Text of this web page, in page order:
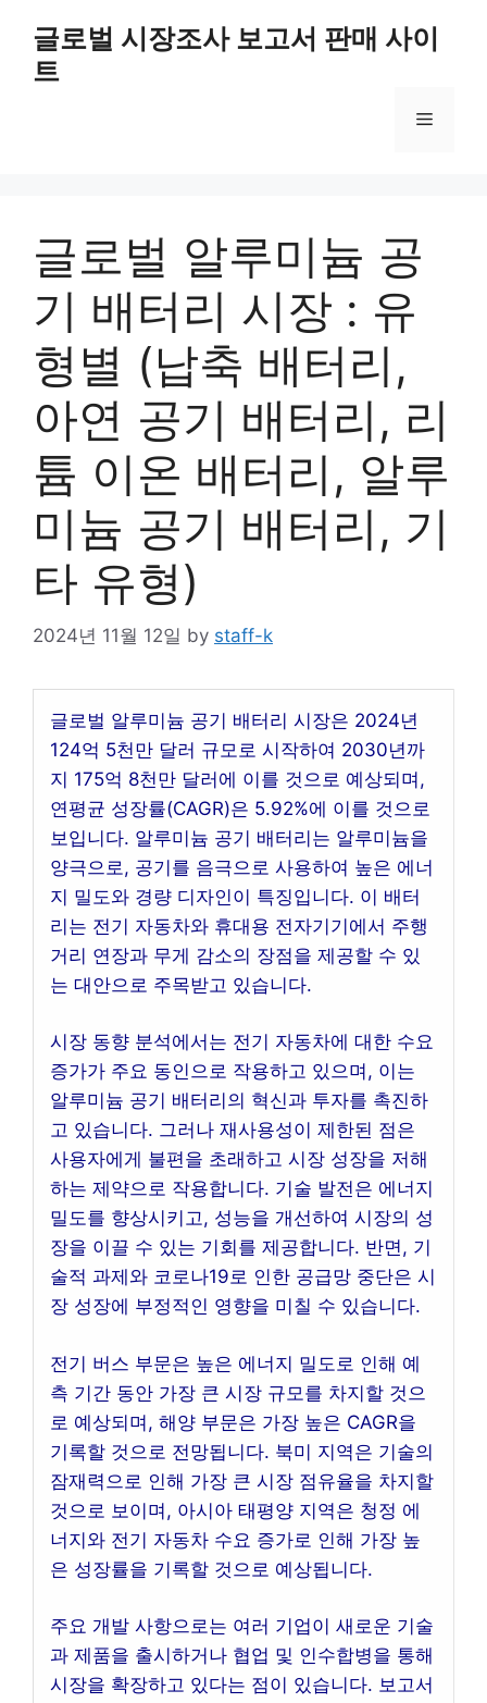
content
글로벌 시장조사 보고서 판매 사이
트
Menu
글로벌 알루미늄 공
기 배터리 시장 : 유
형별 (납축 배터리,
아연 공기 배터리, 리
튬 이온 배터리, 알루
미늄 공기 배터리, 기
타 유형)
2024년 11월 12일 by staff-k
글로벌 알루미늄 공기 배터리 시장은 2024년
124억 5천만 달러 규모로 시작하여 2030년까
지 175억 8천만 달러에 이를 것으로 예상되며,
연평균 성장률(CAGR)은 5.92%에 이를 것으로
보입니다. 알루미늄 공기 배터리는 알루미늄을
양극으로, 공기를 음극으로 사용하여 높은 에너
지 밀도와 경량 디자인이 특징입니다. 이 배터
리는 전기 자동차와 휴대용 전자기기에서 주행
거리 연장과 무게 감소의 장점을 제공할 수 있
는 대안으로 주목받고 있습니다.
시장 동향 분석에서는 전기 자동차에 대한 수요
증가가 주요 동인으로 작용하고 있으며, 이는
알루미늄 공기 배터리의 혁신과 투자를 촉진하
고 있습니다. 그러나 재사용성이 제한된 점은
사용자에게 불편을 초래하고 시장 성장을 저해
하는 제약으로 작용합니다. 기술 발전은 에너지
밀도를 향상시키고, 성능을 개선하여 시장의 성
장을 이끌 수 있는 기회를 제공합니다. 반면, 기
술적 과제와 코로나19로 인한 공급망 중단은 시
장 성장에 부정적인 영향을 미칠 수 있습니다.
전기 버스 부문은 높은 에너지 밀도로 인해 예
측 기간 동안 가장 큰 시장 규모를 차지할 것으
로 예상되며, 해양 부문은 가장 높은 CAGR을
기록할 것으로 전망됩니다. 북미 지역은 기술의
잠재력으로 인해 가장 큰 시장 점유율을 차지할
것으로 보이며, 아시아 태평양 지역은 청정 에
너지와 전기 자동차 수요 증가로 인해 가장 높
은 성장률을 기록할 것으로 예상됩니다.
주요 개발 사항으로는 여러 기업이 새로운 기술
과 제품을 출시하거나 협업 및 인수합병을 통해
시장을 확장하고 있다는 점이 있습니다. 보고서